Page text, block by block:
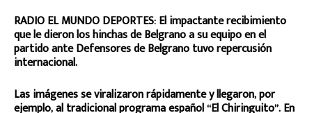
RADIO EL MUNDO DEPORTES: El impactante recibimiento
que le dieron los hinchas de Belgrano a su equipo en el
partido ante Defensores de Belgrano tuvo repercusión
internacional.
Las imágenes se viralizaron rápidamente y llegaron, por
ejemplo, al tradicional programa español “El Chiringuito”. En